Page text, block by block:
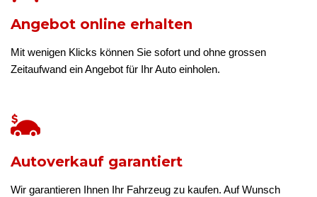
Angebot online erhalten
Mit wenigen Klicks können Sie sofort und ohne grossen
Zeitaufwand ein Angebot für Ihr Auto einholen.
Autoverkauf garantiert
Wir garantieren Ihnen Ihr Fahrzeug zu kaufen. Auf Wunsch